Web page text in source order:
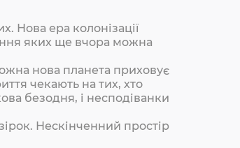
Нова ера колонізації
яких ще вчора можна
нова планета приховує
чекають на тих, хто
безодня, і несподіванки
Нескінченний простір